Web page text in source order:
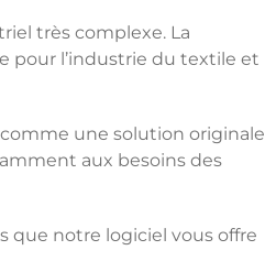
très complexe. La
pour l’industrie du textile et
une solution originale
aux besoins des
que notre logiciel vous offre